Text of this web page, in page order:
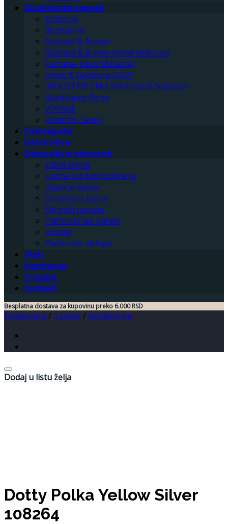
Dizajnerske tapete
Armonia
Blumarine
Graham & Brown
Graham & Brown Hotel Selection
Carrara- Decori&Decori
Dolce & Gabbana CASA
INDUSTRIE EMILIANA Hotel Selection
Gianfranco Ferre
VOYAGE
Roberto Cavalli
Fototapete
Dekorativa
Dekorativni elementi
Zidne lajsne
Lajsne od duropolimera
Ugaone lajsne
Ornament lajsne
Skrivači rasvete
Plafonski led paneli
Rozete
Plafonske obloge
Alati
Inspiracija
O nama
Kontakt
Besplatna dostava za kupovinu preko 6.000 RSD
Prodavnica / Tapete / Kids&Home
Dodaj u listu želja
Dotty Polka Yellow Silver
108264